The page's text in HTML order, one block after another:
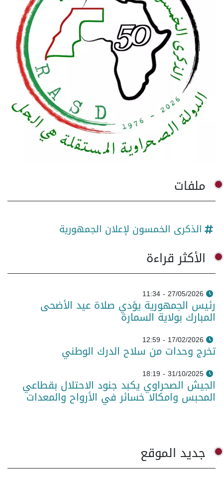
ملفات
الذكرى الخمسون لإعلان الجمهورية
الأكثر قراءة
27/05/2026 - 11:34
رئيس الجمهورية يؤدي صلاة عيد الأضحى
المبارك بولاية السمارة
17/02/2026 - 12:59
تخرج وحدات من سلاح الدرك الوطني
31/10/2025 - 18:19
الجيش الصحراوي يكبد جنود الاحتلال بقطاعي
المحبس وامكالا خسائر في الأرواح والمعدات
جديد الموقع